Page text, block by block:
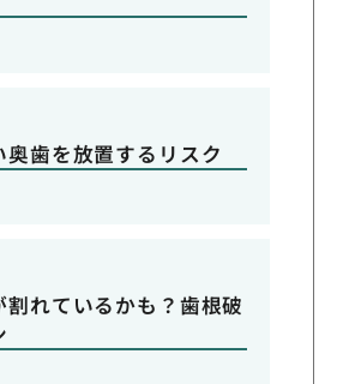
奥歯を放置するリスク
割れているかも？歯根破